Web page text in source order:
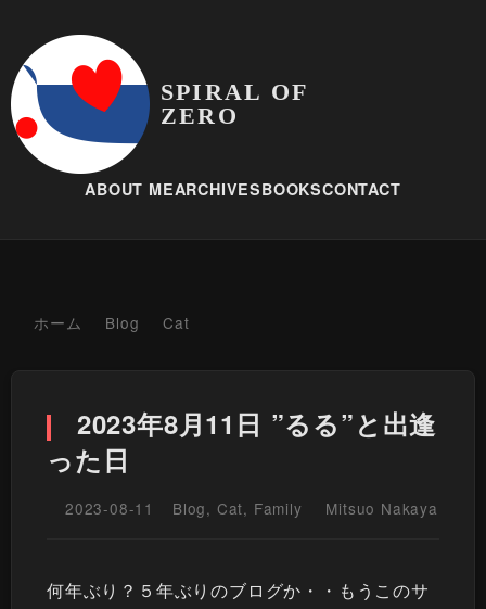
SPIRAL OF
ZERO
ABOUT MEARCHIVESBOOKSCONTACT
ホーム Blog Cat
2023年8月11日 ”るる”と出逢
った日
2023-08-11 Blog, Cat, Family Mitsuo Nakaya
何年ぶり？５年ぶりのブログか・・もうこのサ